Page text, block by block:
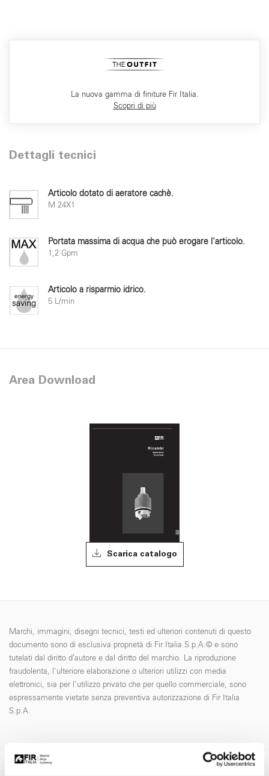
La nuova gamma di finiture Fir Italia.
Scopri di più
Dettagli tecnici
Articolo dotato di aeratore cachè.
M 24X1
Portata massima di acqua che può erogare l'articolo.
1,2 Gpm
Articolo a risparmio idrico.
5 L/min
Area Download
Scarica catalogo
Marchi, immagini, disegni tecnici, testi ed ulteriori contenuti di questo
documento sono di esclusiva proprietà di Fir Italia S.p.A.© e sono
tutelati dal diritto d’autore e dal diritto del marchio. La riproduzione
fraudolenta, l'ulteriore elaborazione o ulteriori utilizzi con media
elettronici, sia per l'utilizzo privato che per quello commerciale, sono
espressamente vietate senza preventiva autorizzazione di Fir Italia
S.p.A.